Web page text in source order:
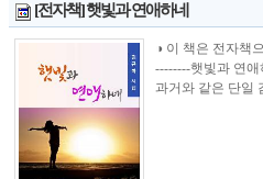
[전자책] 햇빛과 연애하네
◑ 이 책은 전자책
--------햇빛과 연
과거와 같은 단일